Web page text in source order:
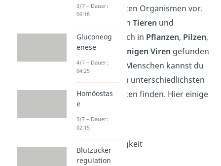
unterschiedlichsten Organismen vor.
Es kann sowohl in Tieren und
Menschenals auch in Pflanzen, Pilzen,
Bakterien
einigen Viren gefunden
werden. Bei uns Menschen kannst du
das Enzym in den unterschiedlichsten
Körperflüssigkeiten finden. Hier einige
Beispiele:
Speichel
Tränenflüssigkeit
Schweiß
3/7 – Dauer:
06:18
Gluconeog
enese
4/7 – Dauer:
04:25
Homöostas
e
5/7 – Dauer:
02:15
Blutzucker
regulation